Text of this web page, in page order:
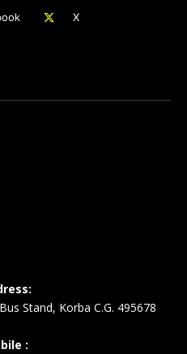
X
Stand, Korba C.G. 495678
: